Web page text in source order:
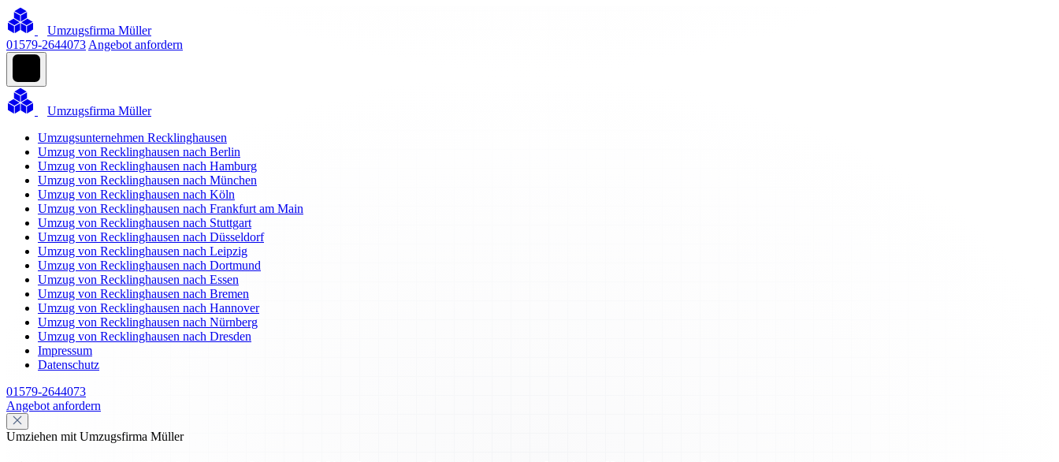
Umzugsfirma Müller
01579-2644073 Angebot anfordern
Umzugsfirma Müller
Umzugsunternehmen Recklinghausen
Umzug von Recklinghausen nach Berlin
Umzug von Recklinghausen nach Hamburg
Umzug von Recklinghausen nach München
Umzug von Recklinghausen nach Köln
Umzug von Recklinghausen nach Frankfurt am Main
Umzug von Recklinghausen nach Stuttgart
Umzug von Recklinghausen nach Düsseldorf
Umzug von Recklinghausen nach Leipzig
Umzug von Recklinghausen nach Dortmund
Umzug von Recklinghausen nach Essen
Umzug von Recklinghausen nach Bremen
Umzug von Recklinghausen nach Hannover
Umzug von Recklinghausen nach Nürnberg
Umzug von Recklinghausen nach Dresden
Impressum
Datenschutz
01579-2644073
Angebot anfordern
Umziehen mit Umzugsfirma Müller